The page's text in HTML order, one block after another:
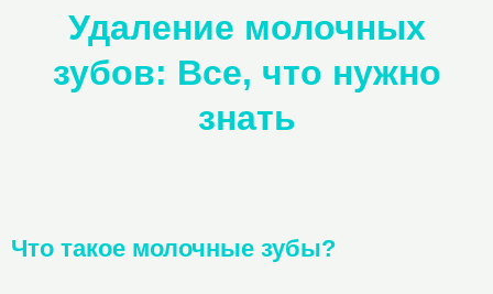
Удаление молочных
зубов: Все, что нужно
знать
Что такое молочные зубы?